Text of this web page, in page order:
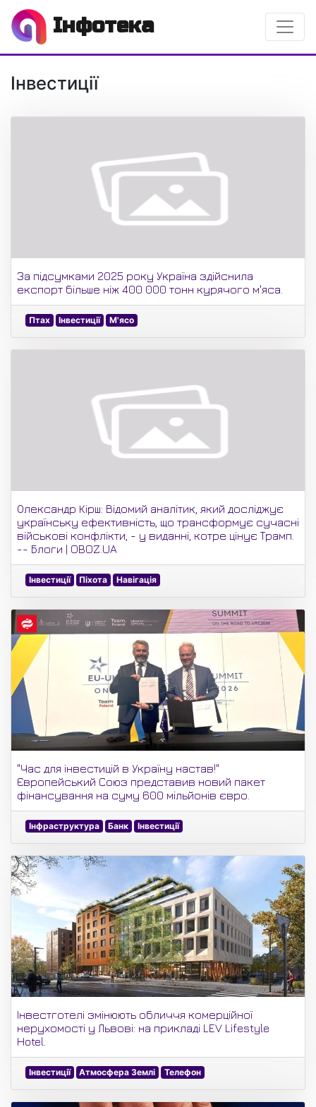
Інфотека
Інвестиції
За підсумками 2025 року Україна здійснила
експорт більше ніж 400 000 тонн курячого м'яса.
Птах Інвестиції М'ясо
Олександр Кірш: Відомий аналітик, який досліджує
українську ефективність, що трансформує сучасні
військові конфлікти, - у виданні, котре цінує Трамп.
-- Блоги | OBOZ.UA
Інвестиції Піхота Навігація
"Час для інвестицій в Україну настав!"
Європейський Союз представив новий пакет
фінансування на суму 600 мільйонів євро.
Інфраструктура Банк Інвестиції
Інвестготелі змінюють обличчя комерційної
нерухомості у Львові: на прикладі LEV Lifestyle
Hotel.
Інвестиції Атмосфера Землі Телефон